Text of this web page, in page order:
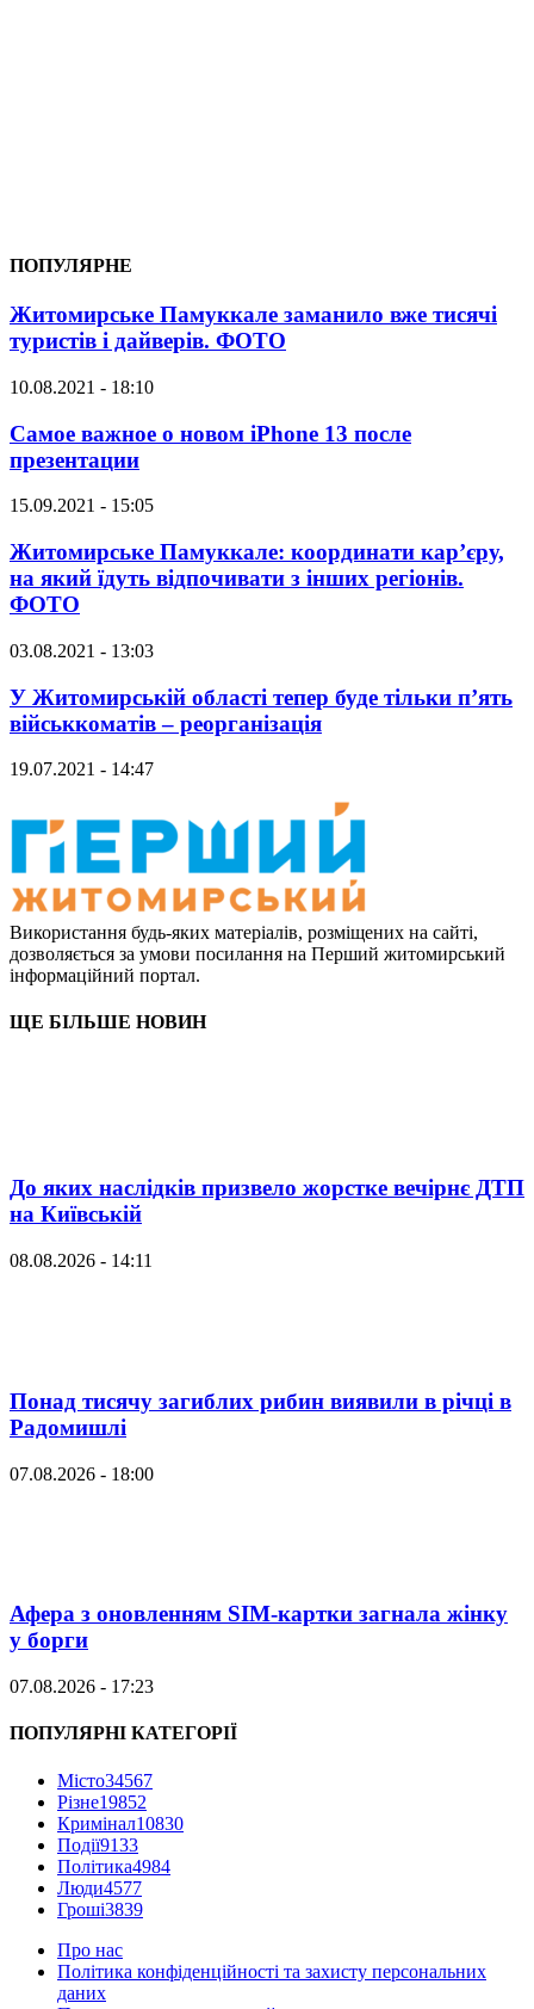
ПОПУЛЯРНЕ
Житомирське Памуккале заманило вже тисячі
туристів і дайверів. ФОТО
10.08.2021 - 18:10
Самое важное о новом iPhone 13 после
презентации
15.09.2021 - 15:05
Житомирське Памуккале: координати кар’єру,
на який їдуть відпочивати з інших регіонів.
ФОТО
03.08.2021 - 13:03
У Житомирській області тепер буде тільки п’ять
військкоматів – реорганізація
19.07.2021 - 14:47
Використання будь-яких матеріалів, розміщених на сайті,
дозволяється за умови посилання на Перший житомирський
інформаційний портал.
ЩЕ БІЛЬШЕ НОВИН
До яких наслідків призвело жорстке вечірнє ДТП
на Київській
08.08.2026 - 14:11
Понад тисячу загиблих рибин виявили в річці в
Радомишлі
07.08.2026 - 18:00
Афера з оновленням SIM-картки загнала жінку
у борги
07.08.2026 - 17:23
ПОПУЛЯРНІ КАТЕГОРІЇ
Місто34567
Різне19852
Кримінал10830
Події9133
Політика4984
Люди4577
Гроші3839
Про нас
Політика конфіденційності та захисту персональних
даних